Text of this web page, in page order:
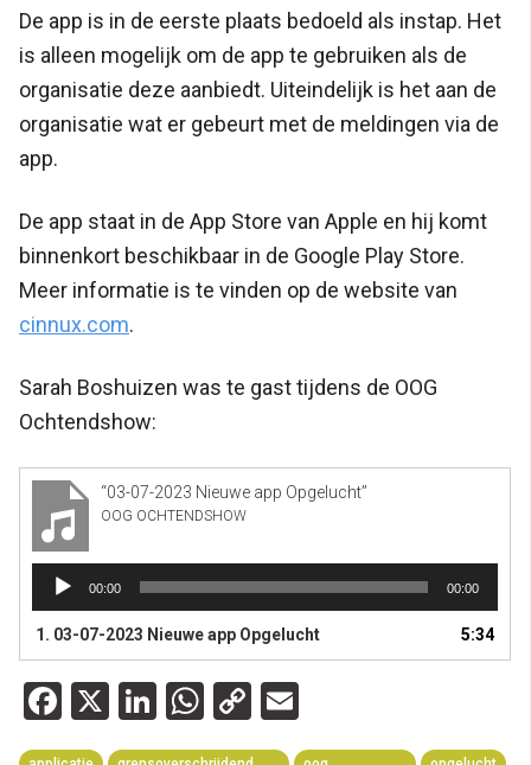
De app is in de eerste plaats bedoeld als instap. Het
is alleen mogelijk om de app te gebruiken als de
organisatie deze aanbiedt. Uiteindelijk is het aan de
organisatie wat er gebeurt met de meldingen via de
app.
De app staat in de App Store van Apple en hij komt
binnenkort beschikbaar in de Google Play Store.
Meer informatie is te vinden op de website van
cinnux.com.
Sarah Boshuizen was te gast tijdens de OOG
Ochtendshow:
“03-07-2023 Nieuwe app Opgelucht”
OOG OCHTENDSHOW
Audiospeler
00:00 00:00
1. 03-07-2023 Nieuwe app Opgelucht 5:34
Facebook
X LinkedIn
WhatsApp
Copy
Link